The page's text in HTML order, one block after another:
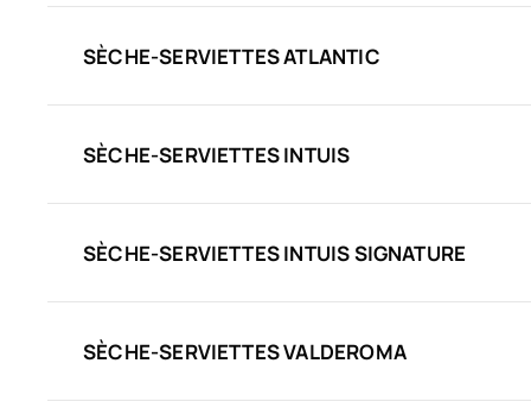
SÈCHE-SERVIETTES ATLANTIC
SÈCHE-SERVIETTES INTUIS
SÈCHE-SERVIETTES INTUIS SIGNATURE
SÈCHE-SERVIETTES VALDEROMA